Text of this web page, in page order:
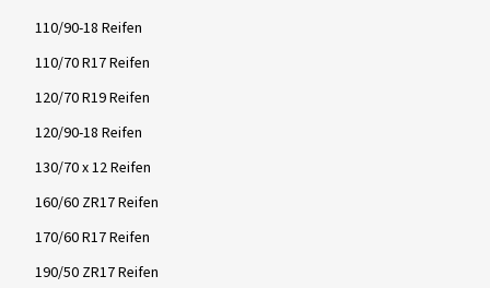
110/90-18 Reifen
110/70 R17 Reifen
120/70 R19 Reifen
120/90-18 Reifen
130/70 x 12 Reifen
160/60 ZR17 Reifen
170/60 R17 Reifen
190/50 ZR17 Reifen